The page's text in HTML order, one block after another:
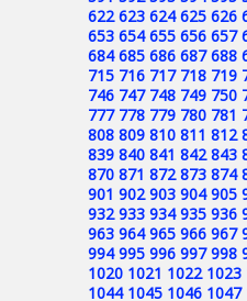
622 623 624 625 626
653 654 655 656 657
684 685 686 687 688
715 716 717 718 719
746 747 748 749 750
777 778 779 780 781
808 809 810 811 812
839 840 841 842 843
870 871 872 873 874
901 902 903 904 905
932 933 934 935 936
963 964 965 966 967
994 995 996 997 998
1020 1021 1022 1023
1044 1045 1046 1047